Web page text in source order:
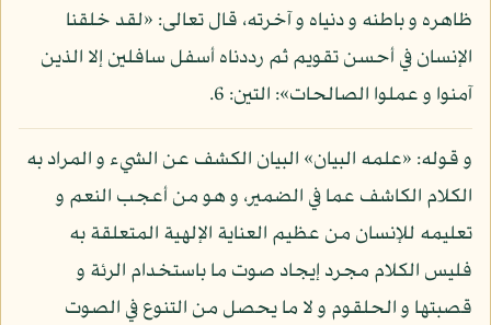
ظاهره و باطنه و دنياه و آخرته، قال تعالى: «لقد خلقنا
الإنسان في أحسن تقويم ثم رددناه أسفل سافلين إلا الذين
آمنوا و عملوا الصالحات»: التين: 6.
و قوله: «علمه البيان» البيان الكشف عن الشيء و المراد به
الكلام الكاشف عما في الضمير، و هو من أعجب النعم و
تعليمه للإنسان من عظيم العناية الإلهية المتعلقة به
فليس الكلام مجرد إيجاد صوت ما باستخدام الرئة و
قصبتها و الحلقوم و لا ما يحصل من التنوع في الصوت